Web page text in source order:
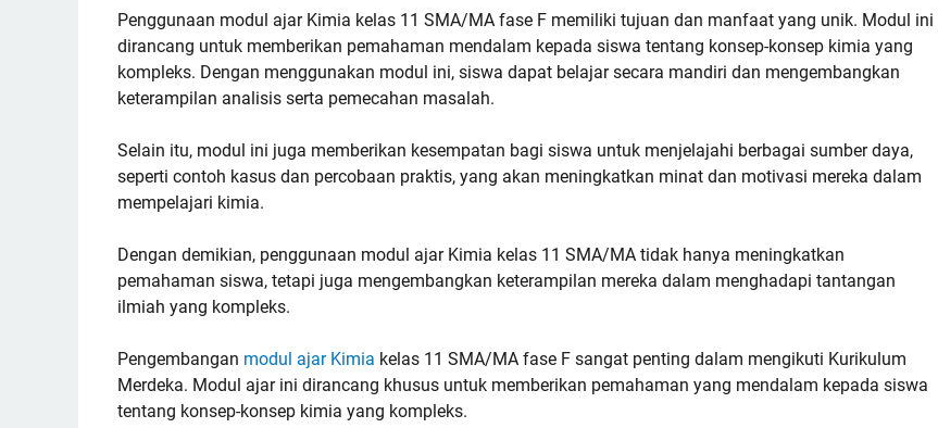
Penggunaan modul ajar Kimia kelas 11 SMA/MA fase F memiliki tujuan dan manfaat yang unik. Modul ini
dirancang untuk memberikan pemahaman mendalam kepada siswa tentang konsep-konsep kimia yang
kompleks. Dengan menggunakan modul ini, siswa dapat belajar secara mandiri dan mengembangkan
keterampilan analisis serta pemecahan masalah.
Selain itu, modul ini juga memberikan kesempatan bagi siswa untuk menjelajahi berbagai sumber daya,
seperti contoh kasus dan percobaan praktis, yang akan meningkatkan minat dan motivasi mereka dalam
mempelajari kimia.
Dengan demikian, penggunaan modul ajar Kimia kelas 11 SMA/MA tidak hanya meningkatkan
pemahaman siswa, tetapi juga mengembangkan keterampilan mereka dalam menghadapi tantangan
ilmiah yang kompleks.
Pengembangan modul ajar Kimia kelas 11 SMA/MA fase F sangat penting dalam mengikuti Kurikulum
Merdeka. Modul ajar ini dirancang khusus untuk memberikan pemahaman yang mendalam kepada siswa
tentang konsep-konsep kimia yang kompleks.